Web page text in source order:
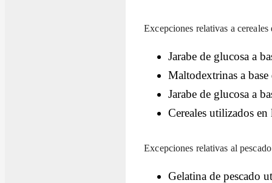
Excepciones relativas a
Jarabe de glucosa a
Maltodextrinas a
Jarabe de glucosa a
Cereales utilizados
Excepciones relativas al
Gelatina de pescado